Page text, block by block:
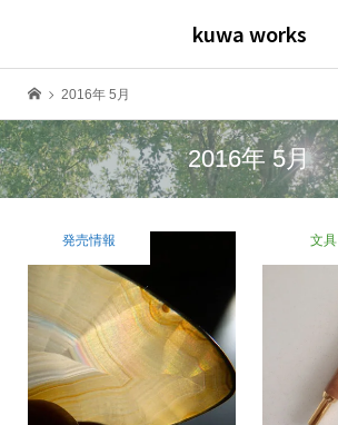
kuwa works
2016年 5月
2016年 5月
発売情報 文具